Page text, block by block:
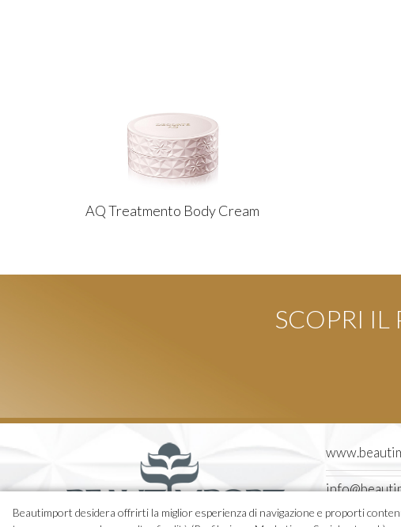
AQ Treatmento Body Cream
SCOPRI
Beautimport desidera offrirti la miglior esperienza di navigazione e proporti